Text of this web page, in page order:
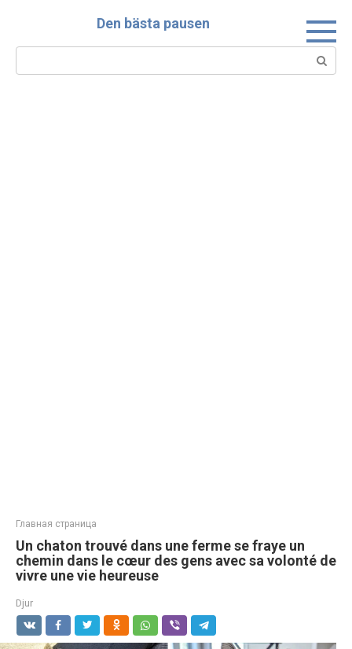
Den bästa pausen
Search:
Главная страница
Un chaton trouvé dans une ferme se fraye un
chemin dans le cœur des gens avec sa volonté de
vivre une vie heureuse
Djur